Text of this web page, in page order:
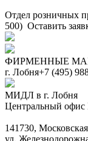
Отдел розничных
500) Оставить
ФИРМЕННЫЕ
г. Лобня+7 (495)
МИДЛ в г. Лобня
Центральный
141730,
ул.